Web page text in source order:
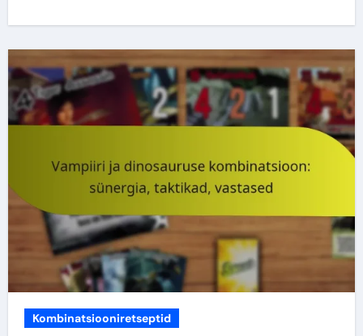
Kombinatsiooniretseptid